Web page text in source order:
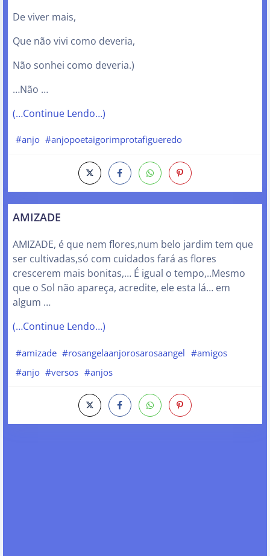
De viver mais,
Que não vivi como deveria,
Não sonhei como deveria.)
…Não …
(…Continue Lendo…)
#anjo #anjopoetaigorimprotafigueredo
AMIZADE
AMIZADE, é que nem flores,num belo jardim tem que
ser cultivadas,só com cuidados fará as flores
crescerem mais bonitas,… É igual o tempo,..Mesmo
que o Sol não apareça, acredite, ele esta lá… em
algum …
(…Continue Lendo…)
#amizade #rosangelaanjorosarosaangel #amigos
#anjo #versos #anjos